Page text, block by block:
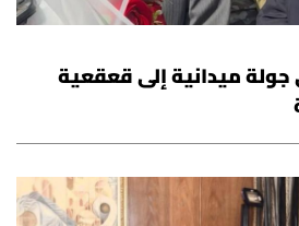
ميدانية إلى قعقعية